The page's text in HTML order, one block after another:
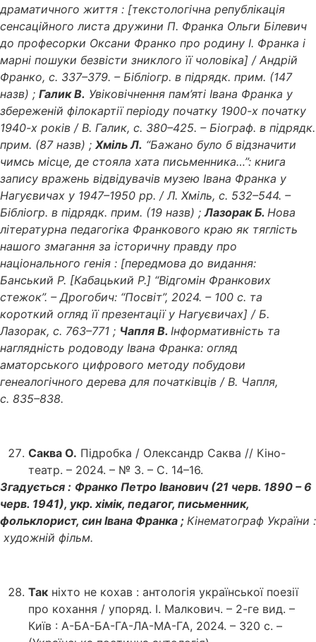
драматичного життя : [текстологічна републікація
сенсаційного листа дружини П. Франка Ольги Білевич
до професорки Оксани Франко про родину І. Франка і
марні пошуки безвісти зниклого її чоловіка] / Андрій
Франко, с. 337–379. – Бібліогр. в підрядк. прим. (147
назв) ; Галик В. Увіковічнення пам’яті Івана Франка у
збереженій філокартії періоду початку 1900-х початку
1940-х років / В. Галик, с. 380–425. – Біограф. в підрядк.
прим. (87 назв) ; Хміль Л. “Бажано було б відзначити
чимсь місце, де стояла хата письменника…”: книга
запису вражень відвідувачів музею Івана Франка у
Нагуєвичах у 1947–1950 рр. / Л. Хміль, с. 532–544. –
Бібліогр. в підрядк. прим. (19 назв) ; Лазорак Б. Нова
літературна педагогіка Франкового краю як тяглість
нашого змагання за історичну правду про
національного генія : [передмова до видання:
Банський Р. [Кабацький Р.] “Відгомін Франкових
стежок”. – Дрогобич: “Посвіт”, 2024. – 100 с. та
короткий огляд її презентації у Нагуєвичах] / Б.
Лазорак, с. 763–771 ; Чапля В. Інформативність та
наглядність родоводу Івана Франка: огляд
аматорського цифрового методу побудови
генеалогічного дерева для початківців / В. Чапля,
с. 835–838.
Саква О. Підробка / Олександр Саква // Кіно-
театр. – 2024. – № 3. – С. 14–16.
Згадується : Франко Петро Іванович (21 черв. 1890 – 6
черв. 1941), укр. хімік, педагог, письменник,
фольклорист, син Івана Франка ; Кінематограф України :
художній фільм.
Так ніхто не кохав : антологія української поезії
про кохання / упоряд. І. Малкович. – 2-ге вид. –
Київ : А-БА-БА-ГА-ЛА-МА-ГА, 2024. – 320 с. –